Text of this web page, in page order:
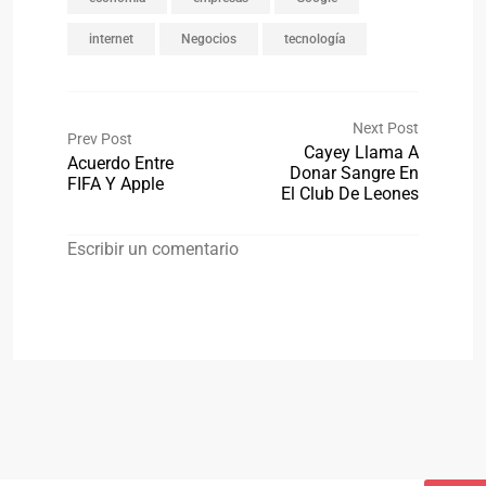
internet Negocios tecnología
Prev Post
Acuerdo Entre
FIFA Y Apple
Next Post
Cayey Llama A
Donar Sangre En
El Club De Leones
Escribir un comentario